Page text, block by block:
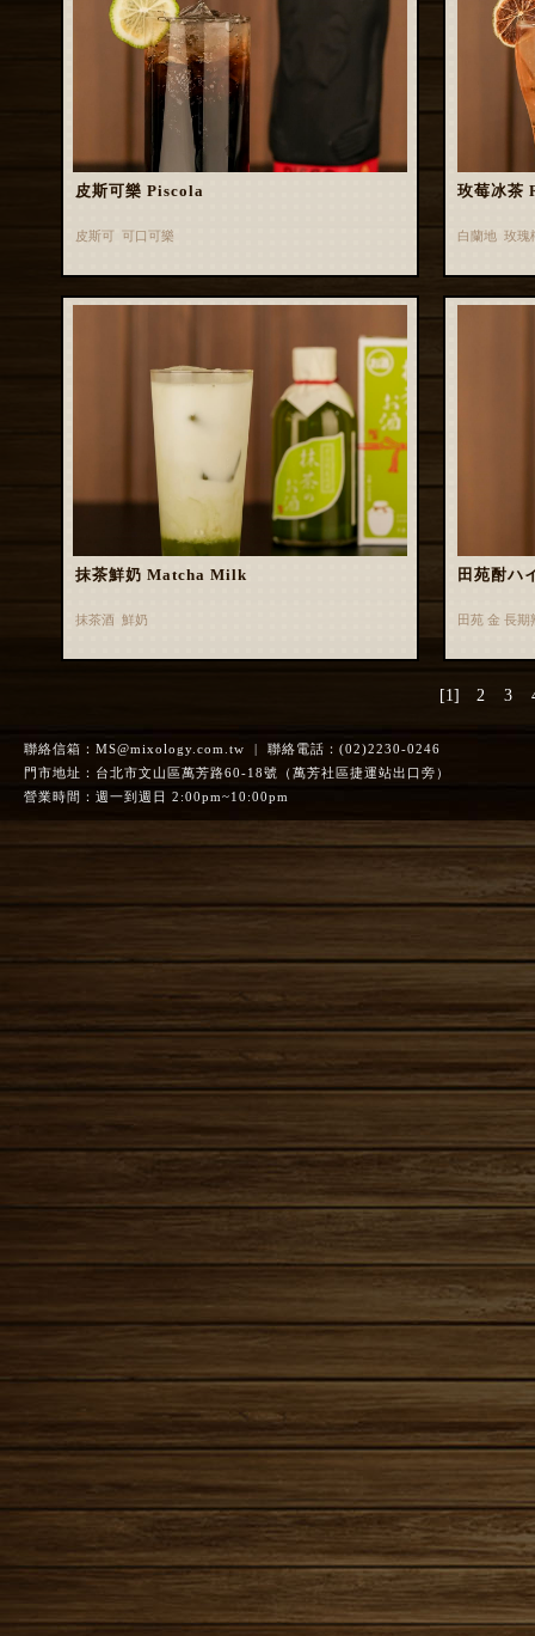
皮斯可樂 Piscola
皮斯可 可口可樂
玫莓冰茶
白蘭地 玫瑰
抹茶鮮奶 Matcha Milk
抹茶酒 鮮奶
田苑酎ハ
田苑 金 長
[1] 2 3
聯絡信箱： MS@mixology.com.tw | 聯絡電話：(02)2230-0246
門市地址：台北市文山區萬芳路60-18號（萬芳社區捷運站出口旁）
營業時間：週一到週日 2:00pm~10:00pm